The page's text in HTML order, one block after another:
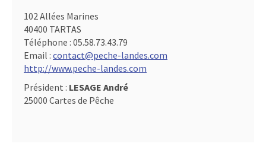
102 Allées Marines
40400 TARTAS
Téléphone : 05.58.73.43.79
Email : contact@peche-landes.com
http://www.peche-landes.com
Président : LESAGE André
25000 Cartes de Pêche